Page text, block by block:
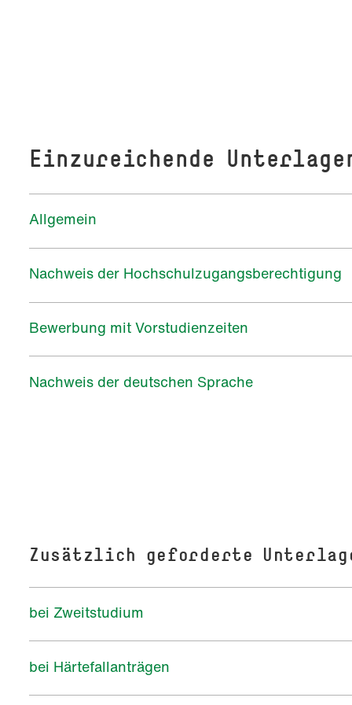
Einzureichende
Allgemein
Nachweis der Hochschulzugangsberechtigung
Bewerbung mit Vorstudienzeiten
Nachweis der deutschen Sprache
Zusätzlich geforderte
bei Zweitstudium
bei Härtefallanträgen